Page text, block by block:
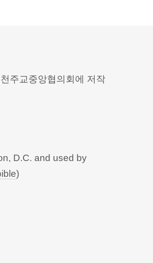
주교중앙협의회에 저작
D.C. and used by
)